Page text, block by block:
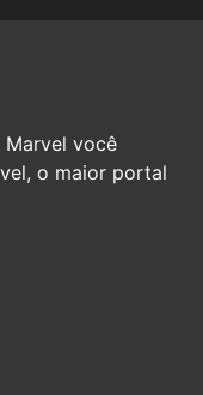
Marvel você
o maior portal